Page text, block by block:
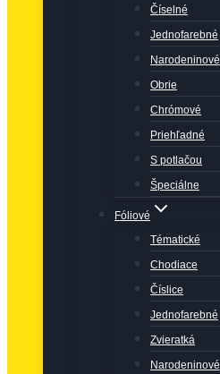
Číselné
Jednofarebné
Narodeninové
Obrie
Chrómové
Priehľadné
S potlačou
Špeciálne
Fóliové
Tématické
Chodiace
Číslice
Jednofarebné
Zvieratká
Narodeninové